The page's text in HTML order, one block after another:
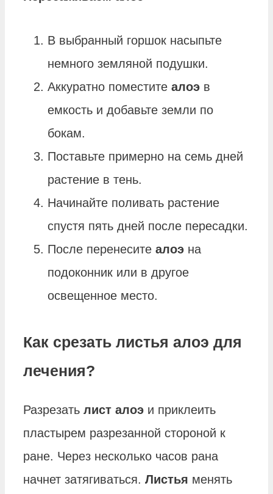
В выбранный горшок насыпьте
немного земляной подушки.
Аккуратно поместите алоэ в
емкость и добавьте земли по
бокам.
Поставьте примерно на семь дней
растение в тень.
Начинайте поливать растение
спустя пять дней после пересадки.
После перенесите алоэ на
подоконник или в другое
освещенное место.
Как срезать листья алоэ для
лечения?
Разрезать лист алоэ и приклеить
пластырем разрезанной стороной к
ране. Через несколько часов рана
начнет затягиваться. Листья менять